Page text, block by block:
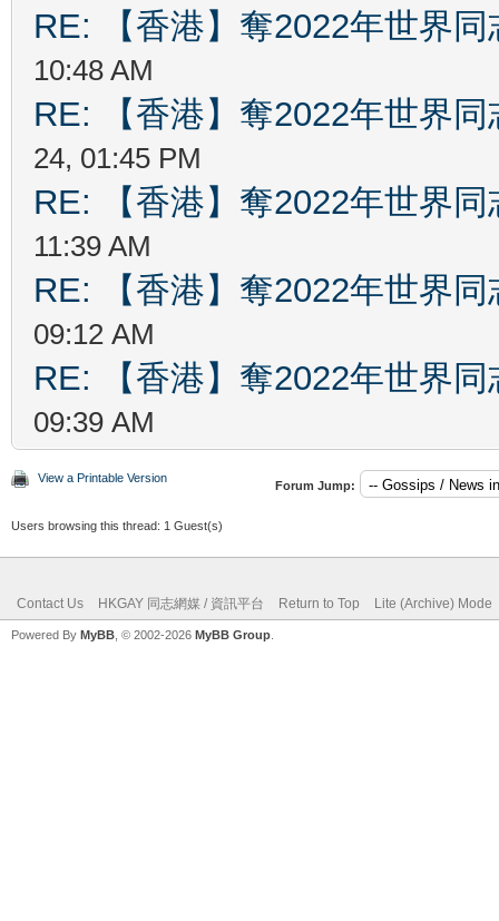
RE: 【香港】奪2022年世界
10:48 AM
RE: 【香港】奪2022年世界
24, 01:45 PM
RE: 【香港】奪2022年世界
11:39 AM
RE: 【香港】奪2022年世界
09:12 AM
RE: 【香港】奪2022年世界
09:39 AM
View a Printable Version
Forum Jump:
Users browsing this thread: 1 Guest(s)
Contact Us HKGAY 同志網媒 / 資訊平台 Return to Top Lite (Archive) Mode
Powered By MyBB , © 2002-2026 MyBB Group